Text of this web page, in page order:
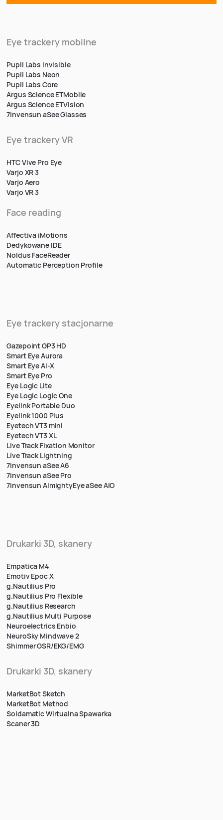
Eye trackery mobilne
Pupil Labs Invisible
Pupil Labs Neon
Pupil Labs Core
Argus Science ETMobile
Argus Science ETVision
7invensun aSee Glasses
Eye trackery VR
HTC Vive Pro Eye
Varjo XR 3
Varjo Aero
Varjo VR 3
Face reading
Affectiva iMotions
Dedykowane IDE
Noldus FaceReader
Automatic Perception Profile
Eye trackery stacjonarne
Gazepoint GP3 HD
Smart Eye Aurora
Smart Eye AI-X
Smart Eye Pro
Eye Logic Lite
Eye Logic Logic One
Eyelink Portable Duo
Eyelink 1000 Plus
Eyetech VT3 mini
Eyetech VT3 XL
Live Track Fixation Monitor
Live Track Lightning
7invensun aSee A6
7invensun aSee Pro
7invensun AlmightyEye aSee AIO
Drukarki 3D, skanery
Empatica M4
Emotiv Epoc X
g.Nautilius Pro
g.Nautilius Pro Flexible
g.Nautilius Research
g.Nautilius Multi Purpose
Neuroelectrics Enbio
NeuroSky Mindwave 2
Shimmer GSR/EKG/EMG
Drukarki 3D, skanery
MarketBot Sketch
MarketBot Method
Soldamatic Wirtualna Spawarka
Scaner 3D